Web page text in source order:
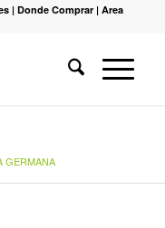
|Donde Comprar |Area
GERMANA